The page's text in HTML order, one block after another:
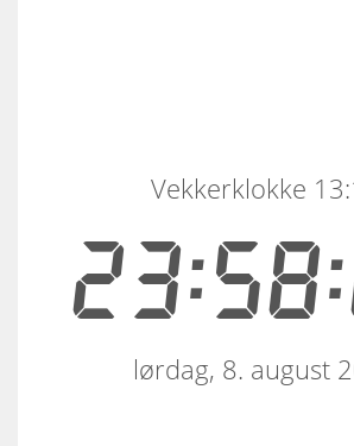
Vekkerklokke
lørdag, 8. august